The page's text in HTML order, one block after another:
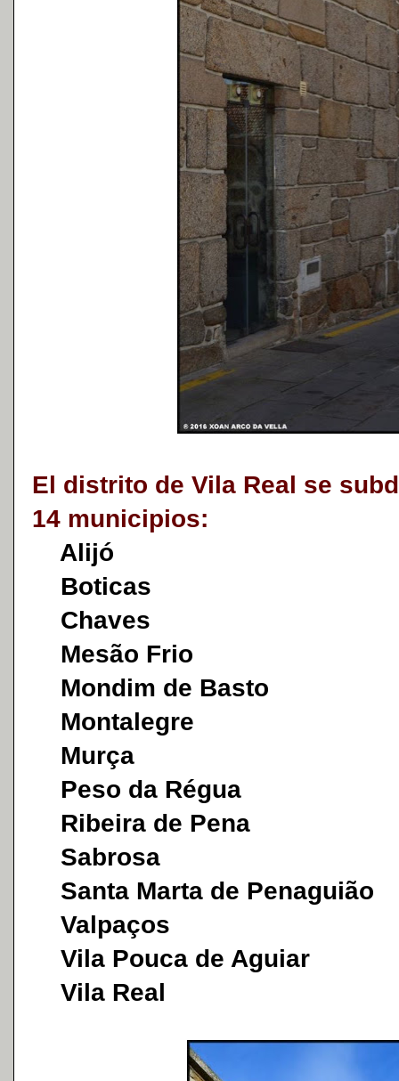
El distrito de Vila Real se
14 municipios:
Alijó
Boticas
Chaves
Mesão Frio
Mondim de Basto
Montalegre
Murça
Peso da Régua
Ribeira de Pena
Sabrosa
Santa Marta de Penaguião
Valpaços
Vila Pouca de Aguiar
Vila Real